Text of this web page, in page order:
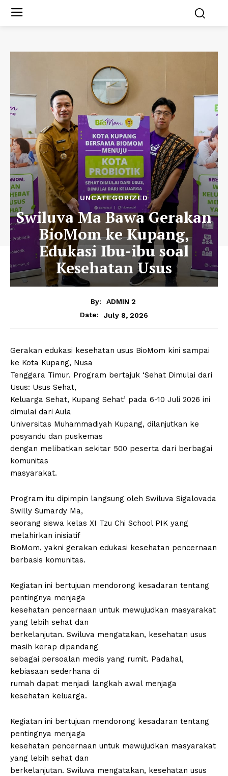
UNCATEGORIZED
Swiluva Ma Bawa Gerakan
BioMom ke Kupang,
Edukasi Ibu-ibu soal
Kesehatan Usus
By:
ADMIN 2
Date:
July 8, 2026
Gerakan edukasi kesehatan usus BioMom kini sampai
ke Kota Kupang, Nusa
Tenggara Timur. Program bertajuk ‘Sehat Dimulai dari
Usus: Usus Sehat,
Keluarga Sehat, Kupang Sehat’ pada 6-10 Juli 2026 ini
dimulai dari Aula
Universitas Muhammadiyah Kupang, dilanjutkan ke
posyandu dan puskemas
dengan melibatkan sekitar 500 peserta dari berbagai
komunitas
masyarakat.
Program itu dipimpin langsung oleh Swiluva Sigalovada
Swilly Sumardy Ma,
seorang siswa kelas XI Tzu Chi School PIK yang
melahirkan inisiatif
BioMom, yakni gerakan edukasi kesehatan pencernaan
berbasis komunitas.
Kegiatan ini bertujuan mendorong kesadaran tentang
pentingnya menjaga
kesehatan pencernaan untuk mewujudkan masyarakat
yang lebih sehat dan
berkelanjutan. Swiluva mengatakan, kesehatan usus
masih kerap dipandang
sebagai persoalan medis yang rumit. Padahal,
kebiasaan sederhana di
rumah dapat menjadi langkah awal menjaga
kesehatan keluarga.
Kegiatan ini bertujuan mendorong kesadaran tentang
pentingnya menjaga
kesehatan pencernaan untuk mewujudkan masyarakat
yang lebih sehat dan
berkelanjutan. Swiluva mengatakan, kesehatan usus